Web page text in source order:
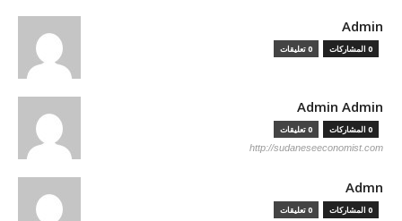
Admin
0 المشاركات 0 تعليقات
Admin Admin
0 المشاركات 0 تعليقات
http://sudaneseeconomist.com
Admn
0 المشاركات 0 تعليقات